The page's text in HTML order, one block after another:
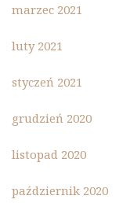
marzec 2021
luty 2021
styczeń 2021
grudzień 2020
listopad 2020
październik 2020